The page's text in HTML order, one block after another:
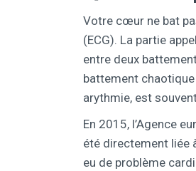
Votre cœur ne bat
(ECG). La partie
entre deux
battement
arythmie, est
En 2015, l’Agence
été directement liée
eu de problème